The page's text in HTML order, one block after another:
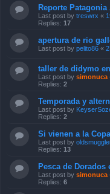
Reporte
Last post by treswrx «
Replies: 17
apertura de rio
Last post by pelito86 «
taller de didymo
Last post by simonuca
Replies: 2
Temporada y
Last post by
Replies: 2
Si vienen a la
Last post by
Replies: 13
Pesca de Dorados
Last post by simonuca
Replies: 6